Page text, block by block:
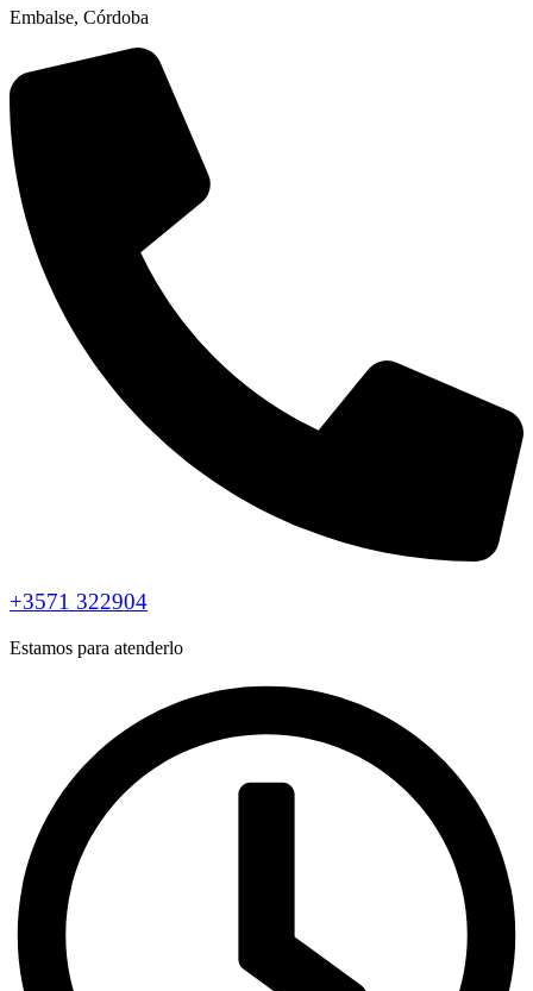
Embalse, Córdoba
+3571 322904
Estamos para atenderlo